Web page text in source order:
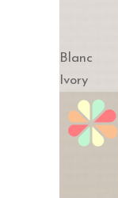
Blanc
Ivory